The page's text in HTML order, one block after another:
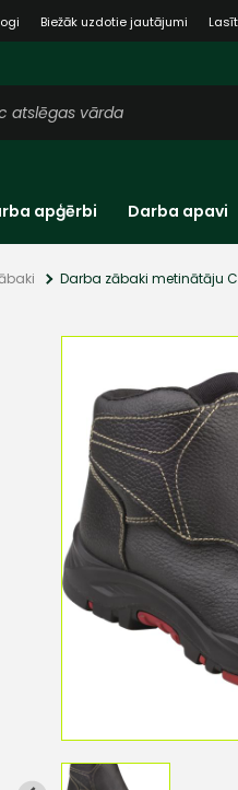
Biežāk uzdotie jautājumi
apģērbi Darba apavi
Darba zābaki metinātāju